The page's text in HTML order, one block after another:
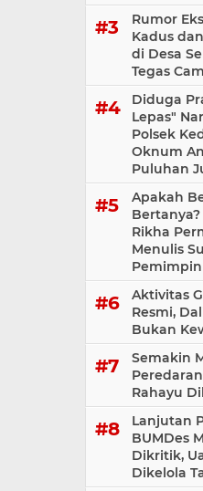
Rumor
Kadus
di Desa
Tegas
Diduga
Lepas"
Polsek
Oknum
Puluhan
Apakah
Rikha
Menulis
Aktivitas
Resmi,
Bukan
Semakin
Rahayu
Lanjutan
BUMDes
Dikritik,
Dikelola